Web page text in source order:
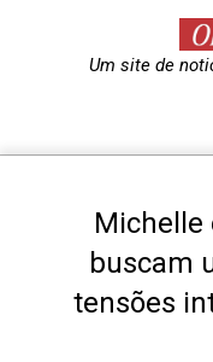
e
Um site de
Michelle
buscam
tensões